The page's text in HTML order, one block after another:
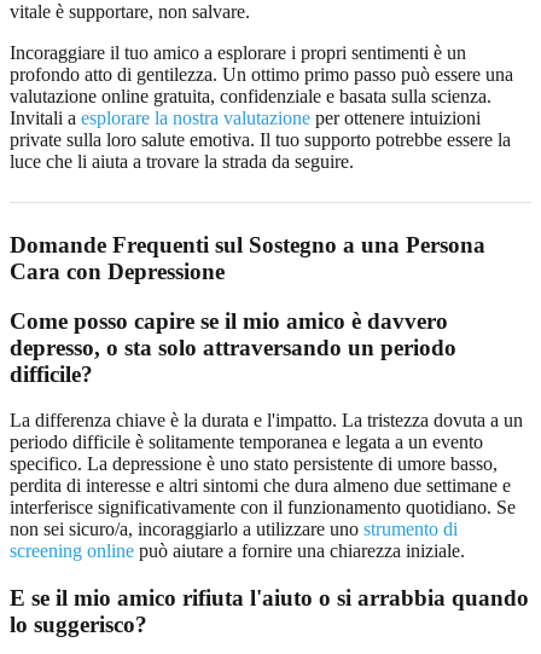
vitale è supportare, non salvare.
Incoraggiare il tuo amico a esplorare i propri sentimenti è un
profondo atto di gentilezza. Un ottimo primo passo può essere una
valutazione online gratuita, confidenziale e basata sulla scienza.
Invitali a esplorare la nostra valutazione per ottenere intuizioni
private sulla loro salute emotiva. Il tuo supporto potrebbe essere la
luce che li aiuta a trovare la strada da seguire.
Domande Frequenti sul Sostegno a una Persona
Cara con Depressione
Come posso capire se il mio amico è davvero
depresso, o sta solo attraversando un periodo
difficile?
La differenza chiave è la durata e l'impatto. La tristezza dovuta a un
periodo difficile è solitamente temporanea e legata a un evento
specifico. La depressione è uno stato persistente di umore basso,
perdita di interesse e altri sintomi che dura almeno due settimane e
interferisce significativamente con il funzionamento quotidiano. Se
non sei sicuro/a, incoraggiarlo a utilizzare uno strumento di
screening online può aiutare a fornire una chiarezza iniziale.
E se il mio amico rifiuta l'aiuto o si arrabbia quando
lo suggerisco?